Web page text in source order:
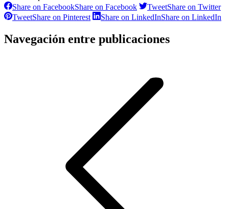
Share on FacebookShare on Facebook TweetShare on Twitter
TweetShare on Pinterest Share on LinkedInShare on LinkedIn
Navegación entre publicaciones